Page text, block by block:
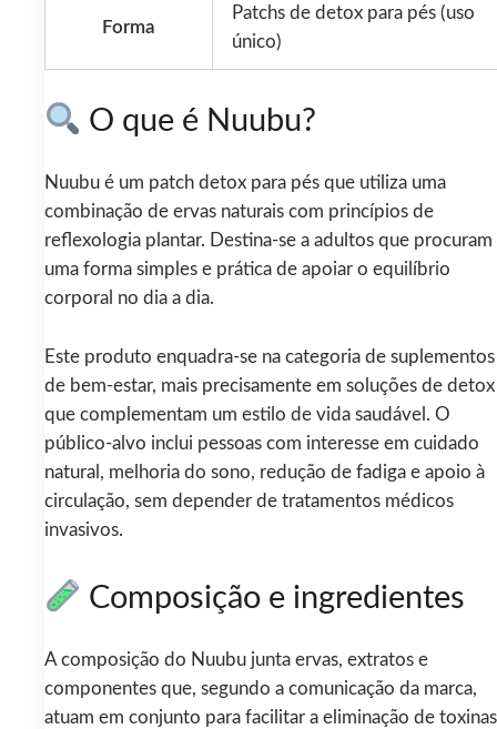
Forma
Patchs de detox para pés (uso
único)
O que é Nuubu?
Nuubu é um patch detox para pés que utiliza uma
combinação de ervas naturais com princípios de
reflexologia plantar. Destina-se a adultos que procuram
uma forma simples e prática de apoiar o equilíbrio
corporal no dia a dia.
Este produto enquadra-se na categoria de suplementos
de bem-estar, mais precisamente em soluções de detox
que complementam um estilo de vida saudável. O
público-alvo inclui pessoas com interesse em cuidado
natural, melhoria do sono, redução de fadiga e apoio à
circulação, sem depender de tratamentos médicos
invasivos.
Composição e ingredientes
A composição do Nuubu junta ervas, extratos e
componentes que, segundo a comunicação da marca,
atuam em conjunto para facilitar a eliminação de toxinas